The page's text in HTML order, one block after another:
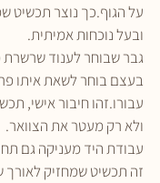
על הגוף.כך נוצר תכשיט
ובעל נוכחות אמיתית.
גבר שבוחר לענוד שרשרת
בעצם בוחר לשאת איתו
עבורו.זהו חיבור אישי,
ולא רק מעטר את הצוואר.
עבודת היד מעניקה גם
זה תכשיט שמחזיק לאורך